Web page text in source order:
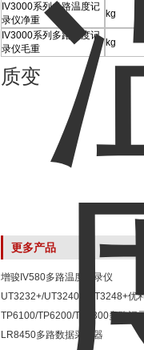
IV3000系列多路温度记
录仪净重
kg
IV3000系列多路温度记
录仪毛重
kg
质变
更多产品
增骏IV580多路温度记录仪
UT3232+/UT3240+/UT3248+优
+系列多路温度记录仪
TP6100/TP6200/TP6300多路记
统
LR8450多路数据采集器